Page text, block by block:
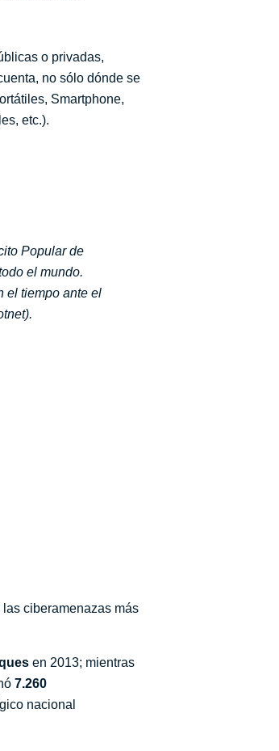
o privadas,
no sólo dónde se
Smartphone,
etc.).
Popular de
el mundo.
el tiempo ante el
ciberamenazas más
en 2013; mientras
7.260
nacional